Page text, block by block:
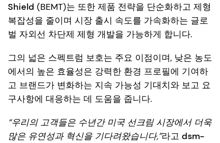
Shield (BEMT)는 또한 제품 전략을 단순화하고 제형
복잡성을 줄이며 시장 출시 속도를 가속화하는 글로
벌 자외선 차단제 제형 개발을 가능하게 합니다.
그의 넓은 스펙트럼 보호는 주요 이점이며, 낮은 농도
에서의 높은 효율성은 강력한 환경 프로필에 기여하
고 브랜드가 변화하는 지속 가능성 기대치와 보고 요
구사항에 대응하는 데 도움을 줍니다.
“우리의 고객들은 수년간 미국 선크림 시장에서 더욱
많은 유연성과 혁신을 기다려왔습니다,”라고 dsm-